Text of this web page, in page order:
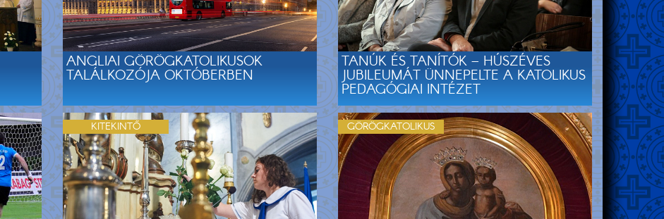
ANGLIAI GÖRÖGKATOLIKUSOK
TALÁLKOZÓJA OKTÓBERBEN
TANÚK ÉS TANÍTÓK – HÚSZÉVES
JUBILEUMÁT ÜNNEPELTE A KATOLIKUS
PEDAGÓGIAI INTÉZET
KITEKINTŐ GÖRÖGKATOLIKUS